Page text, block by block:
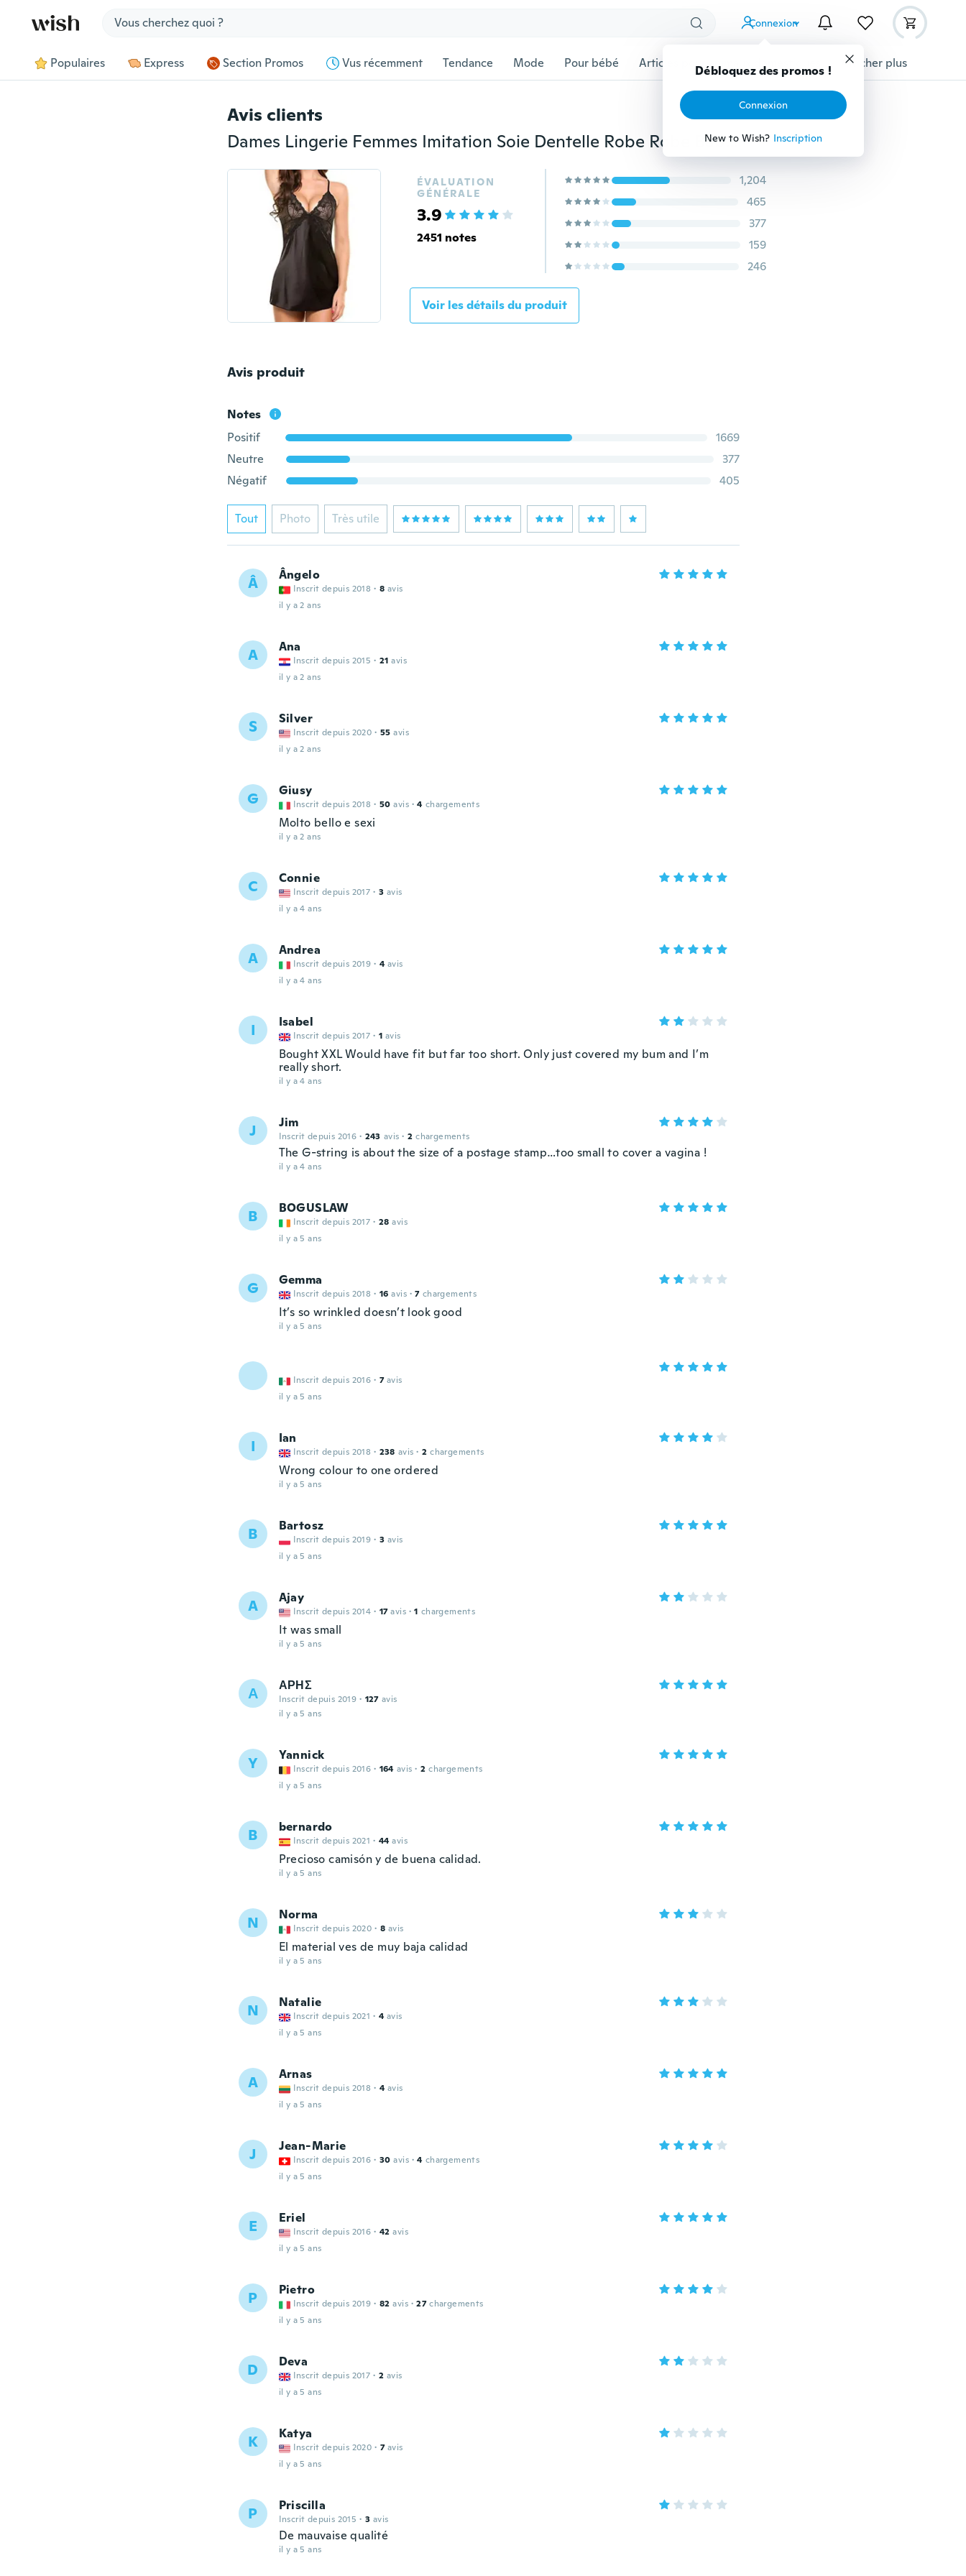
Connexion
Débloquez des promos !
Connexion
New to Wish? Inscription
Populaires Express Section Promos Vus récemment Tendance Mode Pour bébé Articles pour animaux domestiques Afficher plus
Avis clients
Dames Lingerie Femmes Imitation Soie Dentelle Robe Robe Babydoll Chemise De Nuit Chemise De Nuit Vêtements De Nuit
ÉVALUATION
GÉNÉRALE
3.9
2451 notes
1,204
465
377
159
246
Voir les détails du produit
Avis produit
Notes
Positif
1669
Neutre
377
Négatif
405
Tout Photo Très utile
Â Ângelo
Inscrit depuis 2018 · 8 avis
il y a 2 ans
A Ana
Inscrit depuis 2015 · 21 avis
il y a 2 ans
S Silver
Inscrit depuis 2020 · 55 avis
il y a 2 ans
G Giusy
Inscrit depuis 2018 · 50 avis · 4 chargements
Molto bello e sexi
il y a 2 ans
C Connie
Inscrit depuis 2017 · 3 avis
il y a 4 ans
A Andrea
Inscrit depuis 2019 · 4 avis
il y a 4 ans
I Isabel
Inscrit depuis 2017 · 1 avis
Bought XXL Would have fit but far too short. Only just covered my bum and I’m
really short.
il y a 4 ans
J Jim
Inscrit depuis 2016 · 243 avis · 2 chargements
The G-string is about the size of a postage stamp…too small to cover a vagina !
il y a 4 ans
B BOGUSLAW
Inscrit depuis 2017 · 28 avis
il y a 5 ans
G Gemma
Inscrit depuis 2018 · 16 avis · 7 chargements
It’s so wrinkled doesn’t look good
il y a 5 ans
Inscrit depuis 2016 · 7 avis
il y a 5 ans
I Ian
Inscrit depuis 2018 · 238 avis · 2 chargements
Wrong colour to one ordered
il y a 5 ans
B Bartosz
Inscrit depuis 2019 · 3 avis
il y a 5 ans
A Ajay
Inscrit depuis 2014 · 17 avis · 1 chargements
It was small
il y a 5 ans
Α ΑΡΗΣ
Inscrit depuis 2019 · 127 avis
il y a 5 ans
Y Yannick
Inscrit depuis 2016 · 164 avis · 2 chargements
il y a 5 ans
B bernardo
Inscrit depuis 2021 · 44 avis
Precioso camisón y de buena calidad.
il y a 5 ans
N Norma
Inscrit depuis 2020 · 8 avis
El material ves de muy baja calidad
il y a 5 ans
N Natalie
Inscrit depuis 2021 · 4 avis
il y a 5 ans
A Arnas
Inscrit depuis 2018 · 4 avis
il y a 5 ans
J Jean-Marie
Inscrit depuis 2016 · 30 avis · 4 chargements
il y a 5 ans
E Eriel
Inscrit depuis 2016 · 42 avis
il y a 5 ans
P Pietro
Inscrit depuis 2019 · 82 avis · 27 chargements
il y a 5 ans
D Deva
Inscrit depuis 2017 · 2 avis
il y a 5 ans
K Katya
Inscrit depuis 2020 · 7 avis
il y a 5 ans
P Priscilla
Inscrit depuis 2015 · 3 avis
De mauvaise qualité
il y a 5 ans